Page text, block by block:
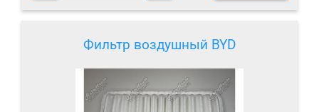
Фильтр воздушный BYD